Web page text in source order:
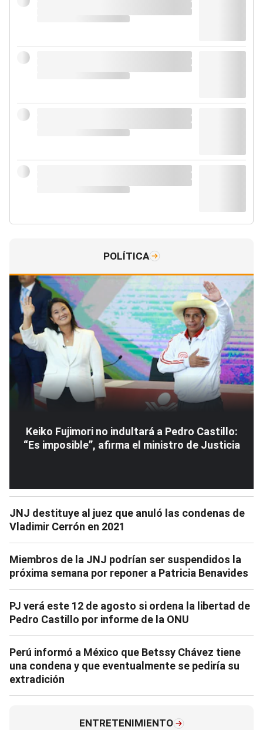
POLÍTICA
Keiko Fujimori no indultará a Pedro Castillo:
“Es imposible”, afirma el ministro de Justicia
JNJ destituye al juez que anuló las condenas de
Vladimir Cerrón en 2021
Miembros de la JNJ podrían ser suspendidos la
próxima semana por reponer a Patricia Benavides
PJ verá este 12 de agosto si ordena la libertad de
Pedro Castillo por informe de la ONU
Perú informó a México que Betssy Chávez tiene
una condena y que eventualmente se pediría su
extradición
ENTRETENIMIENTO